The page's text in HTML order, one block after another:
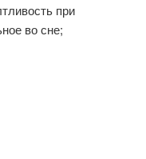
при
во сне;